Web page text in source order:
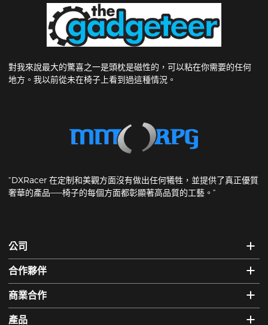
對我來說最大的驚喜之一是頭枕是磁性的，可以粘在你需要的任何
地方。我以前從未在椅子上看到過這種情況。
“DXRacer 在定制和美觀方面沒有做出任何犧牲，並提供了真正優質
奢華的產品——椅子的每個方面都彰顯著高品質的工藝。”
公司
合作夥伴
商業合作
產品